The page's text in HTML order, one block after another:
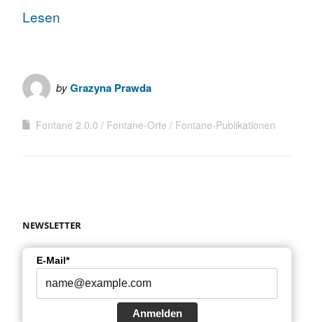
Lesen
byGrazyna Prawda
Fontane 2.0.0 Fontane-Orte Fontane-Publikationen
NEWSLETTER
E-Mail*
Anmelden